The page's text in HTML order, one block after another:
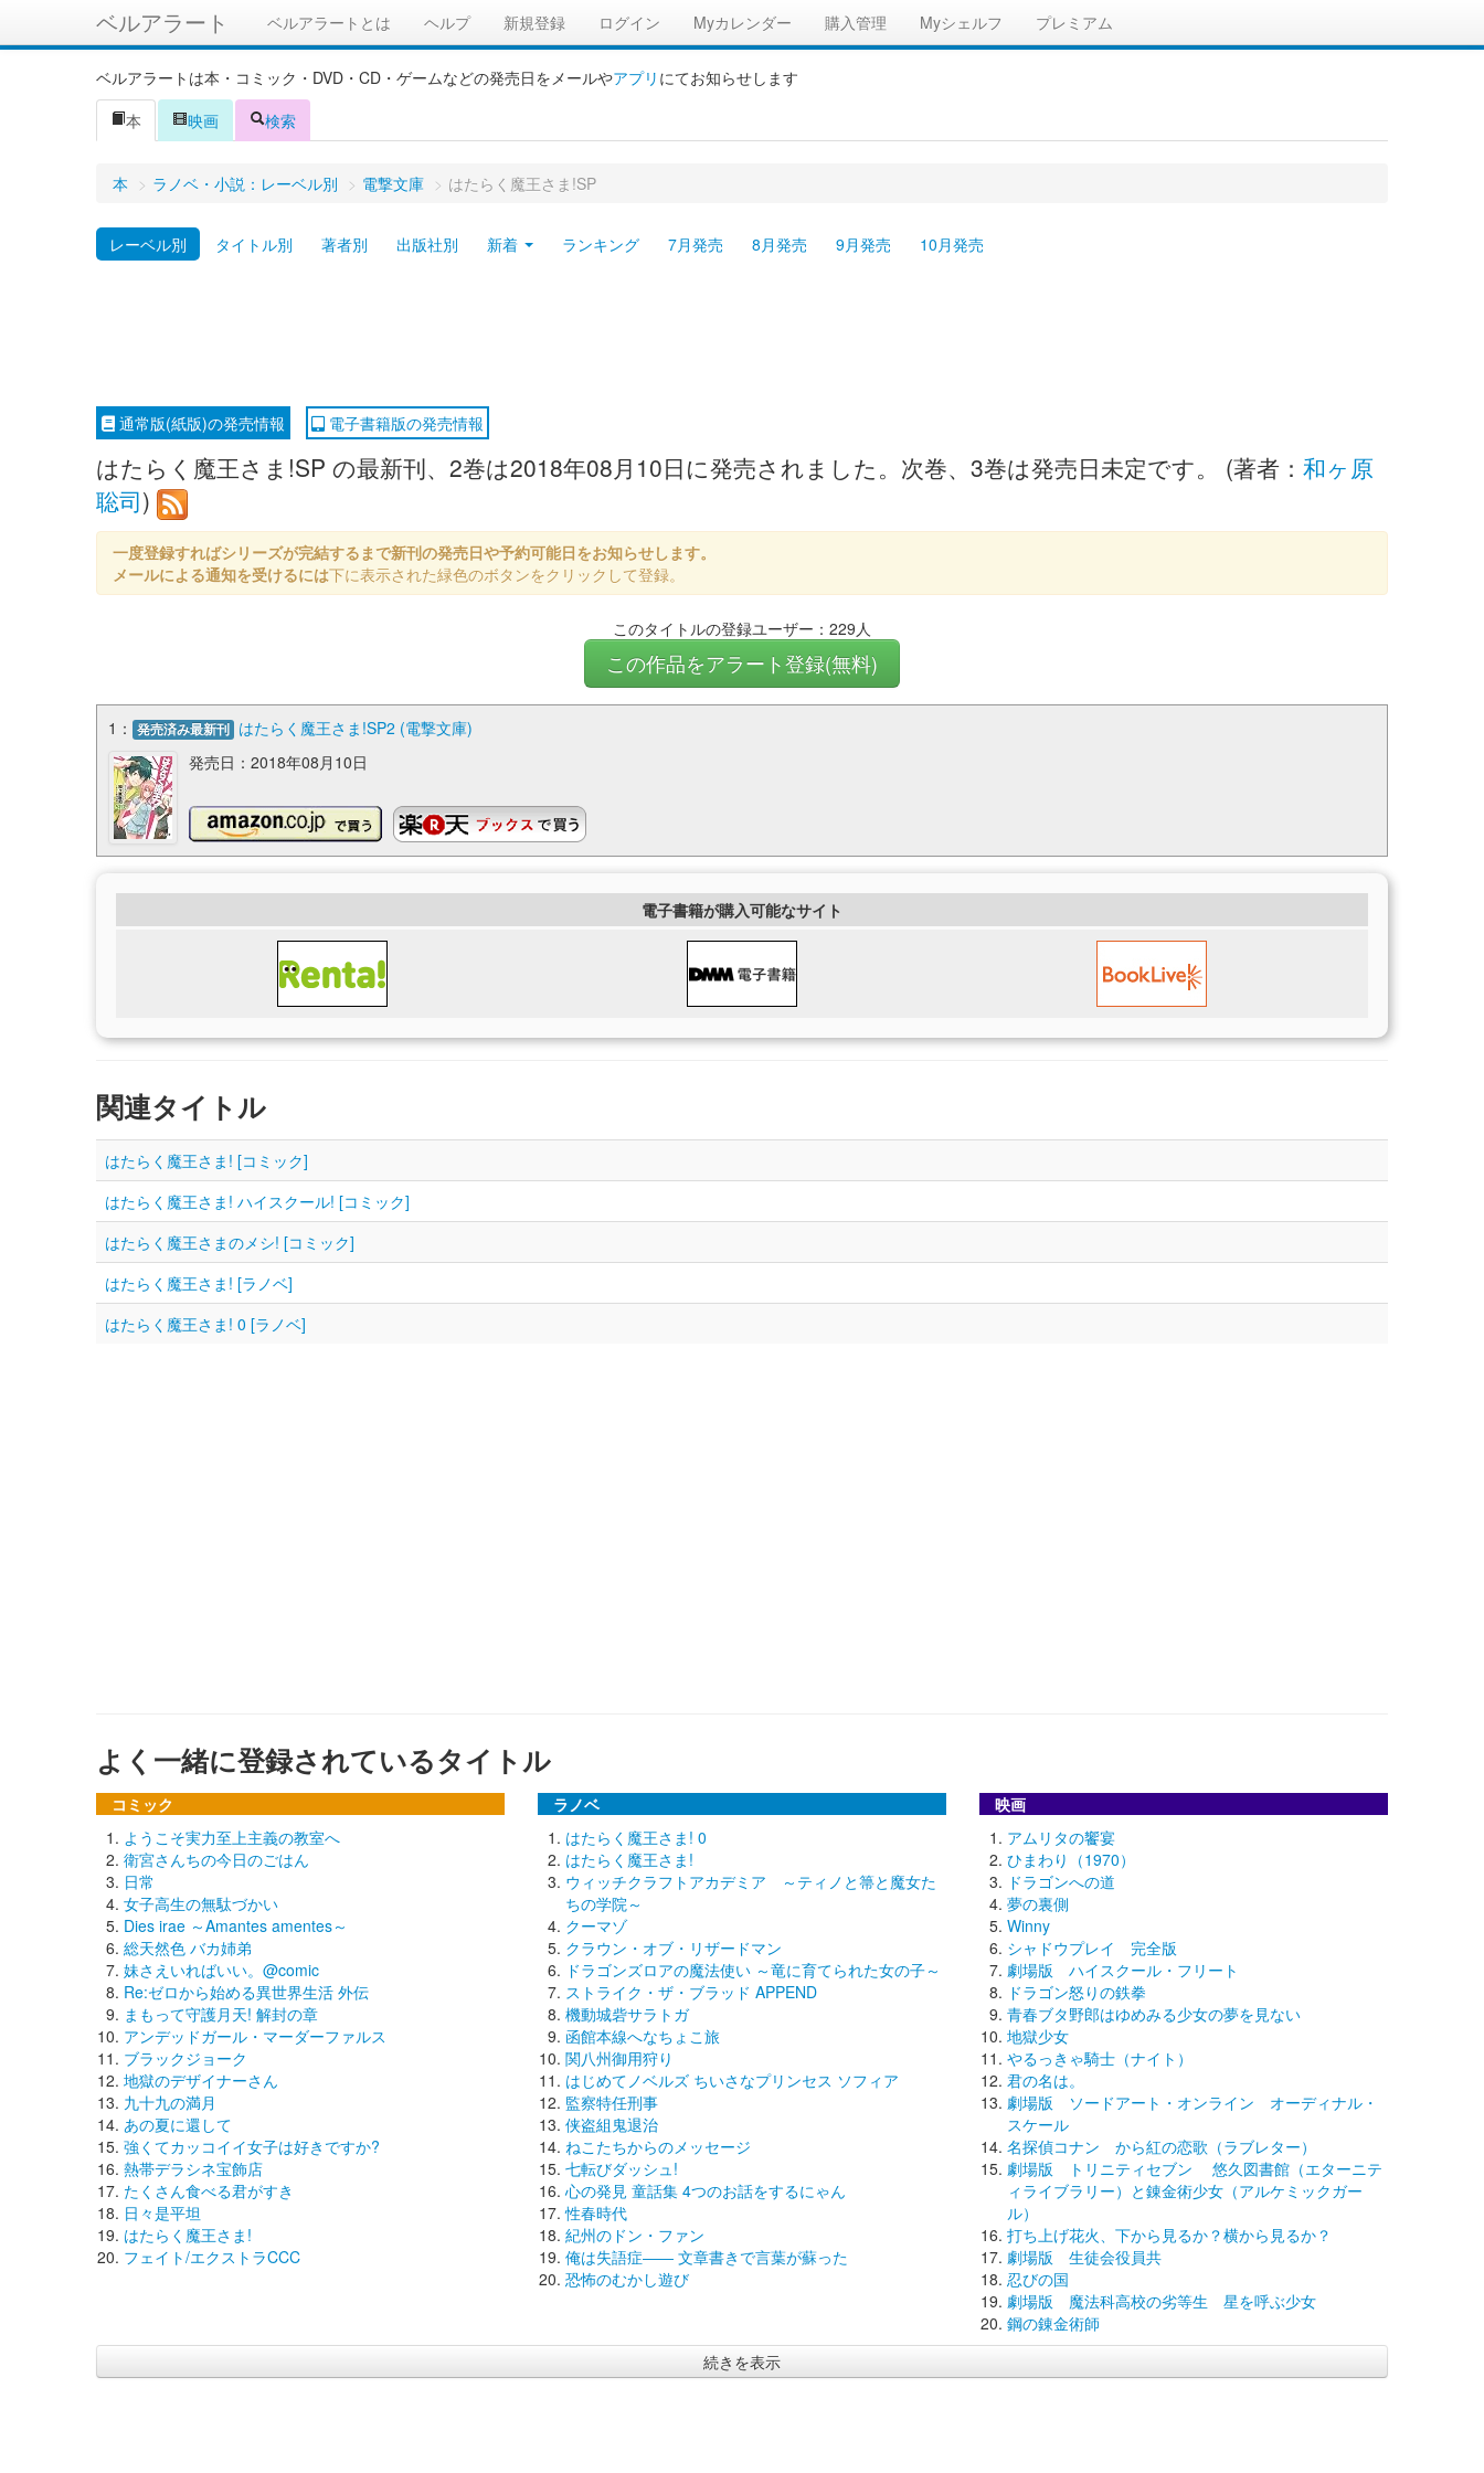
ベルアラート ベルアラートとは ヘルプ 新規登録 ログイン Myカレンダー 購入管理 Myシェルフ プレミアム
ベルアラートは本・コミック・DVD・CD・ゲームなどの発売日をメールやアプリ にてお知らせします
本
映画 検索
本 > ラノベ・小説：レーベル別 > 電撃文庫 > はたらく魔王さま!SP
レーベル別 タイトル別 著者別 出版社別 新着 ランキング 7月発売 8月発売 9月発売 10月発売
通常版(紙版)の発売情報 電子書籍版の発売情報
はたらく魔王さま!SP の最新刊、2巻は2018年08月10日に発売されました。次巻、3巻は発売日未定です。 (著者： 和ヶ原
聡司)
一度登録すればシリーズが完結するまで新刊の発売日や予約可能日をお知らせします。
メールによる通知を受けるには下に表示された緑色のボタンをクリックして登録。
このタイトルの登録ユーザー：229人
この作品をアラート登録(無料)
1： 発売済み最新刊 はたらく魔王さま!SP2 (電撃文庫)
発売日：2018年08月10日
電子書籍が購入可能なサイト
関連タイトル
はたらく魔王さま! [コミック]
はたらく魔王さま! ハイスクール! [コミック]
はたらく魔王さまのメシ! [コミック]
はたらく魔王さま! [ラノベ]
はたらく魔王さま! 0 [ラノベ]
よく一緒に登録されているタイトル
コミック
ようこそ実力至上主義の教室へ
衛宮さんちの今日のごはん
日常
女子高生の無駄づかい
Dies irae ～Amantes amentes～
総天然色 バカ姉弟
妹さえいればいい。@comic
Re:ゼロから始める異世界生活 外伝
まもって守護月天! 解封の章
アンデッドガール・マーダーファルス
ブラックジョーク
地獄のデザイナーさん
九十九の満月
あの夏に還して
強くてカッコイイ女子は好きですか?
熱帯デラシネ宝飾店
たくさん食べる君がすき
日々是平坦
はたらく魔王さま!
フェイト/エクストラCCC
ラノベ
はたらく魔王さま! 0
はたらく魔王さま!
ウィッチクラフトアカデミア ～ティノと箒と魔女た
ちの学院～
クーマゾ
クラウン・オブ・リザードマン
ドラゴンズロアの魔法使い ～竜に育てられた女の子～
ストライク・ザ・ブラッド APPEND
機動城砦サラトガ
函館本線へなちょこ旅
関八州御用狩り
はじめてノベルズ ちいさなプリンセス ソフィア
監察特任刑事
侠盗組鬼退治
ねこたちからのメッセージ
七転びダッシュ!
心の発見 童話集 4つのお話をするにゃん
性春時代
紀州のドン・ファン
俺は失語症―― 文章書きで言葉が蘇った
恐怖のむかし遊び
映画
アムリタの饗宴
ひまわり（1970）
ドラゴンへの道
夢の裏側
Winny
シャドウプレイ 完全版
劇場版 ハイスクール・フリート
ドラゴン怒りの鉄拳
青春ブタ野郎はゆめみる少女の夢を見ない
地獄少女
やるっきゃ騎士（ナイト）
君の名は。
劇場版 ソードアート・オンライン オーディナル・
スケール
名探偵コナン から紅の恋歌（ラブレター）
劇場版 トリニティセブン 悠久図書館（エターニテ
ィライブラリー）と錬金術少女（アルケミックガー
ル）
打ち上げ花火、下から見るか？横から見るか？
劇場版 生徒会役員共
忍びの国
劇場版 魔法科高校の劣等生 星を呼ぶ少女
鋼の錬金術師
続きを表示